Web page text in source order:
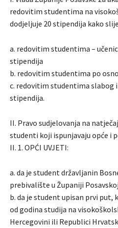
redovitim studentima na
dodjeljuje 20 stipendija kako
a. redovitim studentima –
stipendija
b. redovitim studentima po
c. redovitim studentima slabog
stipendija.
II. Pravo sudjelovanja na
studenti koji ispunjavaju opće i
II. 1. OPĆI UVJETI:
a. da je student državljanin
prebivalište u Županiji
b. da je student upisan prvi put,
od godina studija na
Hercegovini ili Republici